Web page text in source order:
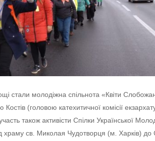
стали молодіжна спільнота «Квіти
Костів (головою катехитичної комісії
також активісти Спілки Української
храму св. Миколая Чудотворця (м. Харків) до